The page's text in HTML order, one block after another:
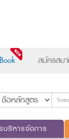
สมัครสม
บริหารจัดการ